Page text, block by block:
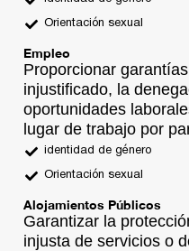
Orientación sexual
Empleo
Proporcionar
injustificado, la
oportunidades
lugar de trabajo por
identidad de género
Orientación sexual
Alojamientos Públicos
Garantizar la
injusta de servicios o